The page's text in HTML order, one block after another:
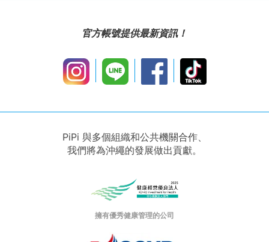
官方帳號提供最新資訊！
PiPi 與多個組織和公共機關合作、
我們將為沖繩的發展做出貢獻。
擁有優秀健康管理的公司